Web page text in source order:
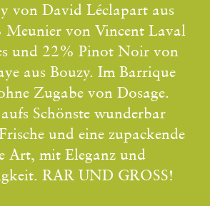
von David Léclapart aus
Meunier von Vincent Laval
und 22% Pinot Noir von
aus Bouzy. Im Barrique
Zugabe von Dosage.
Schönste wunderbar
und eine zupackende
Art, mit Eleganz und
RAR UND GROSS!